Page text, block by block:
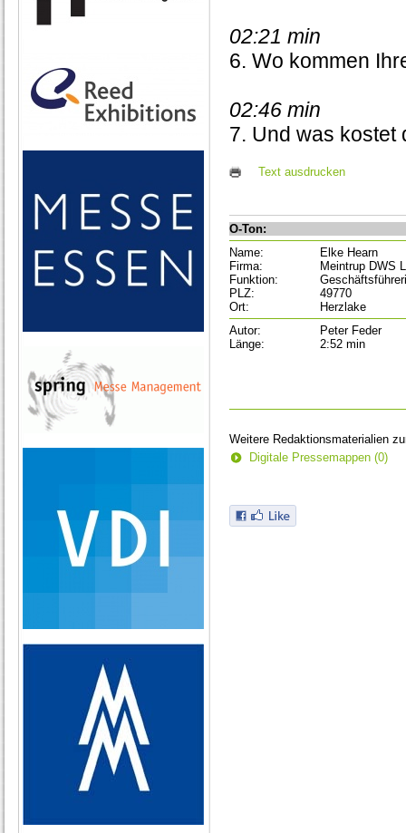
02:21 min
6. Wo kommen
02:46 min
7. Und was kostet
Text ausdrucken
O-Ton:
Name:
Elke Hearn
Firma:
Meintrup DWS
Funktion:
PLZ:
49770
Ort:
Herzlake
Autor:
Peter Feder
Länge:
2:52 min
Weitere Redaktionsmaterialien
Digitale Pressemappen (0)